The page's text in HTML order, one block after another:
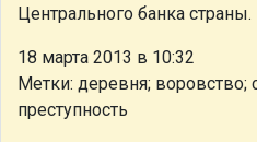
Центрального банка страны.
18 марта 2013 в 10:32
Метки: деревня; воровство;
преступность